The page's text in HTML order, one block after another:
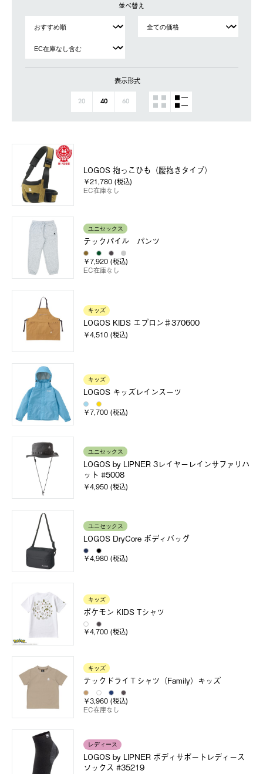
並べ替え
表示形式
20 40 60
LOGOS 抱っこひも（腰抱きタイプ）
￥21,780 (税込)
EC在庫なし
ユニセックス
テックパイル パンツ
￥7,920 (税込)
EC在庫なし
キッズ
LOGOS KIDS エプロン♯370600
￥4,510 (税込)
キッズ
LOGOS キッズレインスーツ
￥7,700 (税込)
ユニセックス
LOGOS by LIPNER 3レイヤーレインサファリハ
ット #5008
￥4,950 (税込)
ユニセックス
LOGOS DryCore ボディバッグ
￥4,980 (税込)
キッズ
ポケモン KIDS Tシャツ
￥4,700 (税込)
キッズ
テックドライＴシャツ（Family）キッズ
￥3,960 (税込)
EC在庫なし
レディース
LOGOS by LIPNER ボディサポートレディース
ソックス #35219